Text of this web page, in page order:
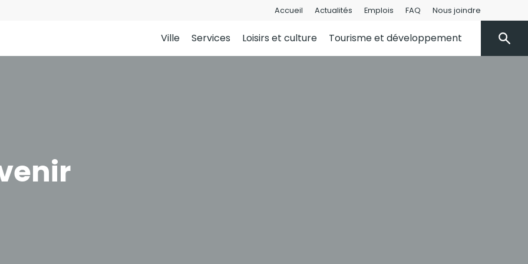
Accueil Actualités Emplois FAQ Nous joindre
Ville Services Loisirs et culture Tourisme et développement